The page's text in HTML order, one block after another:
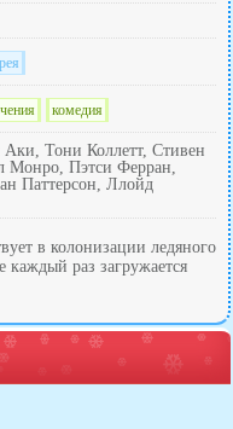
комедия
Тони Коллетт, Стивен
Пэтси Ферран,
Паттерсон, Ллойд
в колонизации ледяного
раз загружается